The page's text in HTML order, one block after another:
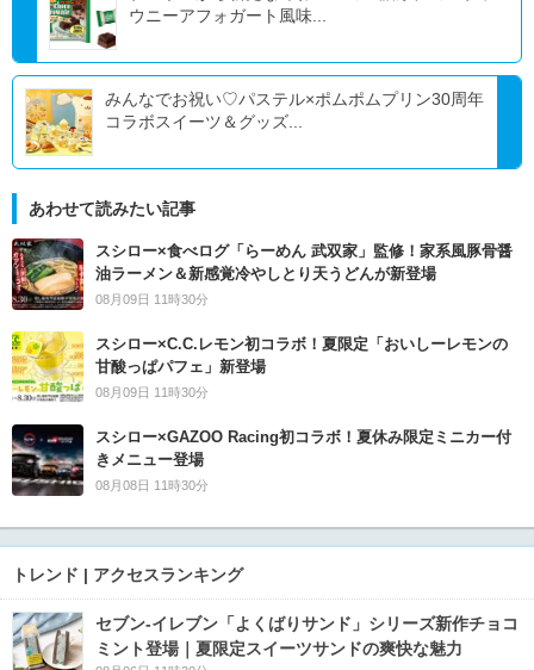
ウニーアフォガート風味...
みんなでお祝い♡パステル×ポムポムプリン30周年
コラボスイーツ＆グッズ...
あわせて読みたい記事
スシロー×食べログ「らーめん 武双家」監修！家系風豚骨醤
油ラーメン＆新感覚冷やしとり天うどんが新登場
08月09日 11時30分
スシロー×C.C.レモン初コラボ！夏限定「おいしーレモンの
甘酸っぱパフェ」新登場
08月09日 11時30分
スシロー×GAZOO Racing初コラボ！夏休み限定ミニカー付
きメニュー登場
08月08日 11時30分
トレンド | アクセスランキング
セブン‐イレブン「よくばりサンド」シリーズ新作チョコ
ミント登場｜夏限定スイーツサンドの爽快な魅力